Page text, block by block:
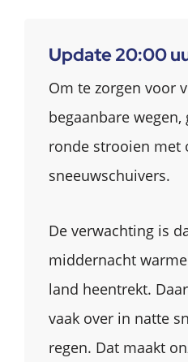
Update 20:00
Om te zorgen voor
begaanbare wegen,
ronde strooien met
sneeuwschuivers.
De verwachting is
middernacht
land heentrekt.
vaak over in natte
regen. Dat maakt